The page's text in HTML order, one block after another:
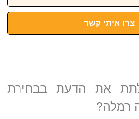
צרו איתי קשר
את הדעת בבחירת
רמלה?